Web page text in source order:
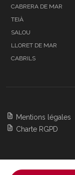
CABRERA DE MAR
TEIÀ
SALOU
LLORET DE MAR
CABRILS
Mentions légales
Charte RGPD
Copyright 2026